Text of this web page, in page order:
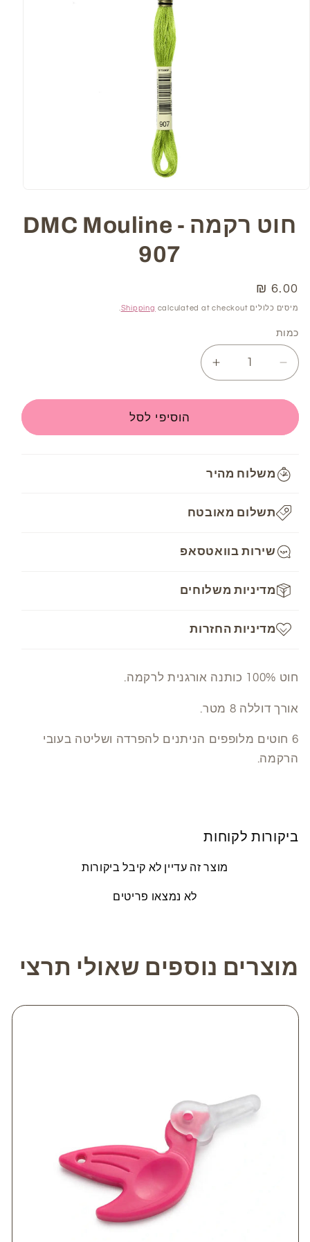
in
modalחוט רקמה DMC Mouline -
907
מחיר
רגיל
6.00 ₪
מיסים כלולים Shippingcalculated at checkout.
כמות
Decrease
quantity
for
רקמה
Mouline
-
Increase
quantity
for
רקמה
-
הוסיפי לסל
משלוח מהיר
תשלום מאובטח
שירות בוואטסאפ
מדיניות משלוחים
מדיניות החזרות
חוט 100% כותנה אורגנית לרקמה.
אורך דוללה 8 מטר.
6 חוטים מלופפים הניתנים להפרדה ושליטה בעובי
הרקמה.
ביקורות לקוחות
מוצר זה עדיין לא קיבל ביקורות
לא נמצאו פריטים
מוצרים נוספים שאולי תרצי